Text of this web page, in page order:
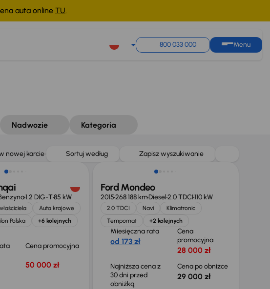
auta online TU.
800 033 000 Menu
Nadwozie Kategoria
nowej karcie Sortuj według Zapisz wyszukiwanie
1.2 DIG-T85 kW
Auta krajowe
Polska +6 kolejnych
Cena promocyjna
50 000 zł
Taniej o 1 000 zł
Ford Mondeo
2015268 188 kmDiesel2.0 TDCI110 kW
2.0 TDCI Navi
Klimatronic
Tempomat
+2 kolejnych
Miesięczna rata
od 173 zł
Cena
promocyjna
28 000 zł
Najniższa cena z
30 dni przed
obniżką
Cena po obniżce
29 000 zł